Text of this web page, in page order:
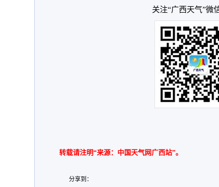
关注“广西天气”微
转载请注明“来源：中国天气网广西站”。
分享到：